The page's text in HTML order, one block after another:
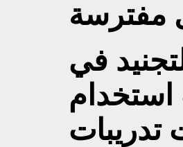
في
استخدام
تدريبات